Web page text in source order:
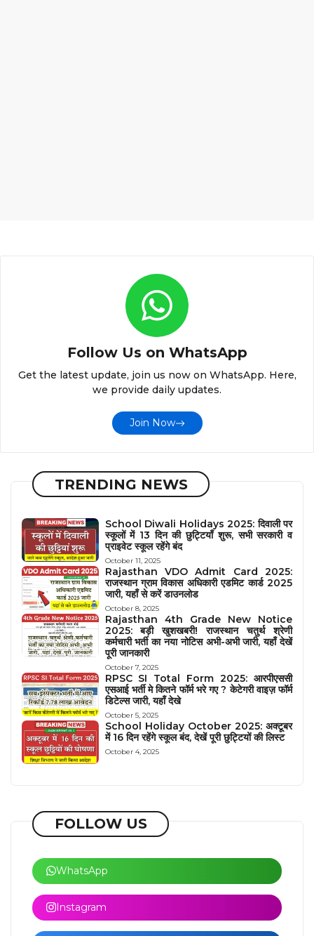
Follow Us on WhatsApp
Get the latest update, join us now on WhatsApp. Here,
we provide daily updates.
Join Now
TRENDING NEWS
School Diwali Holidays 2025: दिवाली पर
स्कूलों में 13 दिन की छुट्टियाँ शुरू, सभी सरकारी व
प्राइवेट स्कूल रहेंगे बंद
October 11, 2025
Rajasthan VDO Admit Card 2025:
राजस्थान ग्राम विकास अधिकारी एडमिट कार्ड 2025
जारी, यहाँ से करें डाउनलोड
October 8, 2025
Rajasthan 4th Grade New Notice
2025: बड़ी खुशखबरी! राजस्थान चतुर्थ श्रेणी
कर्मचारी भर्ती का नया नोटिस अभी-अभी जारी, यहाँ देखें
पूरी जानकारी
October 7, 2025
RPSC SI Total Form 2025: आरपीएससी
एसआई भर्ती मे कितने फॉर्म भरे गए ? केटेगरी वाइज़ फॉर्म
डिटेल्स जारी, यहाँ देखे
October 5, 2025
School Holiday October 2025: अक्टूबर
में 16 दिन रहेंगे स्कूल बंद, देखें पूरी छुट्टियों की लिस्ट
October 4, 2025
FOLLOW US
WhatsApp
Instagram